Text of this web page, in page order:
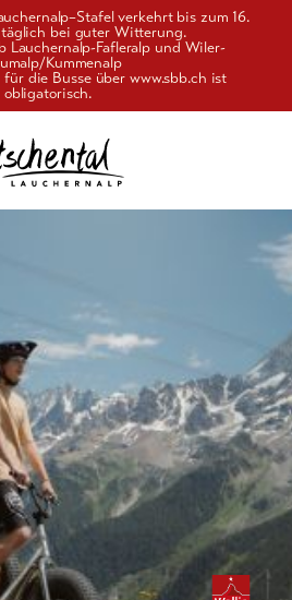
verkehrt bis zum 16.
bei guter Witterung.
Lauchernalp-Fafleralp und Wiler-
Kummenalp
die Busse über www.sbb.ch ist
obligatorisch.